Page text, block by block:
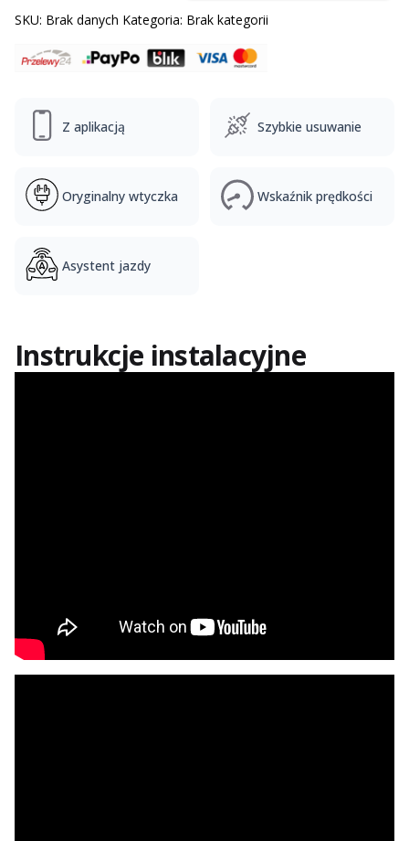
SKU: Brak danych Kategoria: Brak kategorii
Z aplikacją Szybkie usuwanie
Oryginalny wtyczka Wskaźnik prędkości
Asystent jazdy
Instrukcje instalacyjne